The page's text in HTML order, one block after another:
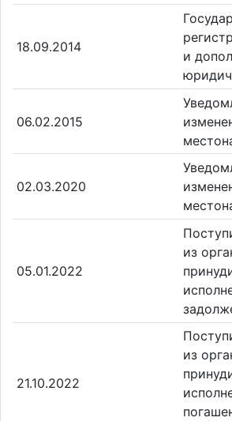
18.09.2014
и
06.02.2015
02.03.2020
05.01.2022
из
21.10.2022
из